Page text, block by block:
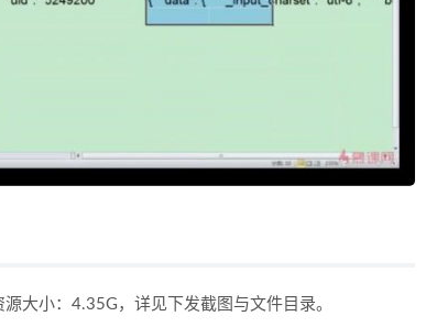
大小：4.35G，详见下发截图与文件目录。